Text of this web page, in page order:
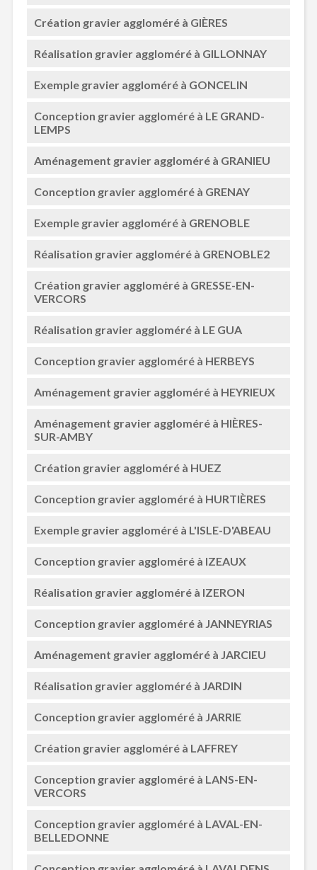
Création gravier aggloméré à GIÈRES
Réalisation gravier aggloméré à GILLONNAY
Exemple gravier aggloméré à GONCELIN
Conception gravier aggloméré à LE GRAND-
LEMPS
Aménagement gravier aggloméré à GRANIEU
Conception gravier aggloméré à GRENAY
Exemple gravier aggloméré à GRENOBLE
Réalisation gravier aggloméré à GRENOBLE2
Création gravier aggloméré à GRESSE-EN-
VERCORS
Réalisation gravier aggloméré à LE GUA
Conception gravier aggloméré à HERBEYS
Aménagement gravier aggloméré à HEYRIEUX
Aménagement gravier aggloméré à HIÈRES-
SUR-AMBY
Création gravier aggloméré à HUEZ
Conception gravier aggloméré à HURTIÈRES
Exemple gravier aggloméré à L'ISLE-D'ABEAU
Conception gravier aggloméré à IZEAUX
Réalisation gravier aggloméré à IZERON
Conception gravier aggloméré à JANNEYRIAS
Aménagement gravier aggloméré à JARCIEU
Réalisation gravier aggloméré à JARDIN
Conception gravier aggloméré à JARRIE
Création gravier aggloméré à LAFFREY
Conception gravier aggloméré à LANS-EN-
VERCORS
Conception gravier aggloméré à LAVAL-EN-
BELLEDONNE